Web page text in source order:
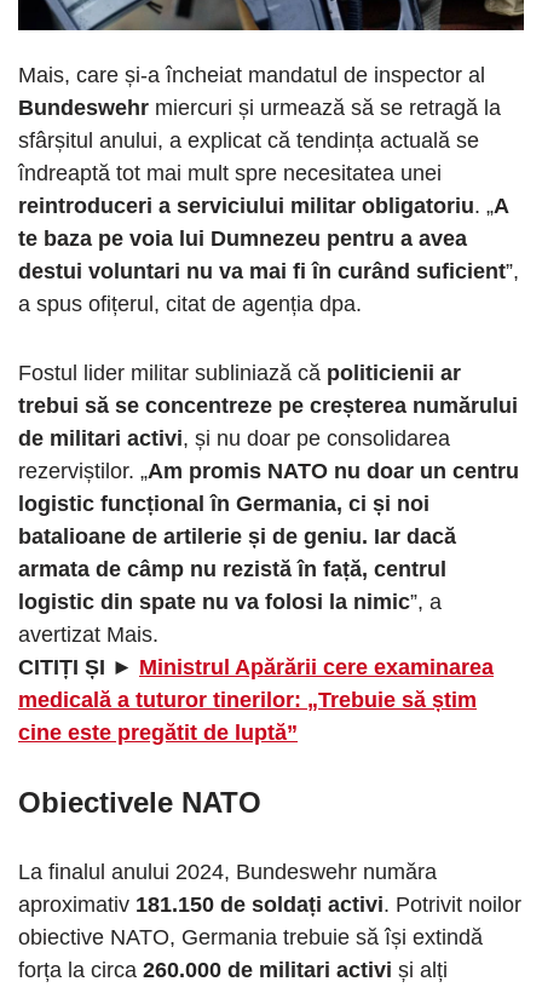
Mais, care și-a încheiat mandatul de inspector al
Bundeswehr miercuri și urmează să se retragă la
sfârșitul anului, a explicat că tendința actuală se
îndreaptă tot mai mult spre necesitatea unei
reintroduceri a serviciului militar obligatoriu. „A
te baza pe voia lui Dumnezeu pentru a avea
destui voluntari nu va mai fi în curând suficient”,
a spus ofițerul, citat de agenția dpa.
Fostul lider militar subliniază că politicienii ar
trebui să se concentreze pe creșterea numărului
de militari activi, și nu doar pe consolidarea
rezerviștilor. „Am promis NATO nu doar un centru
logistic funcțional în Germania, ci și noi
batalioane de artilerie și de geniu. Iar dacă
armata de câmp nu rezistă în față, centrul
logistic din spate nu va folosi la nimic”, a
avertizat Mais.
CITIȚI ȘI ► Ministrul Apărării cere examinarea
medicală a tuturor tinerilor: „Trebuie să știm
cine este pregătit de luptă”
Obiectivele NATO
La finalul anului 2024, Bundeswehr număra
aproximativ 181.150 de soldați activi. Potrivit noilor
obiective NATO, Germania trebuie să își extindă
forța la circa 260.000 de militari activi și alți